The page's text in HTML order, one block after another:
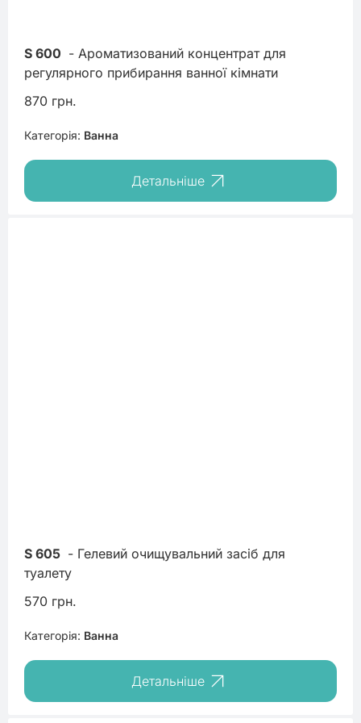
S 600 - Ароматизований концентрат для
регулярного прибирання ванної кімнати
870 грн.
Категорія: Ванна
Детальніше
S 605 - Гелевий очищувальний засіб для
туалету
570 грн.
Категорія: Ванна
Детальніше